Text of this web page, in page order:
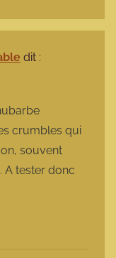
dit :
crumbles qui
souvent
A tester donc